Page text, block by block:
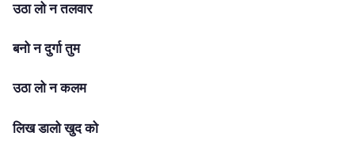
उठा लो न तलवार
बनो न दुर्गा तुम
उठा लो न कलम
लिख डालो खुद को